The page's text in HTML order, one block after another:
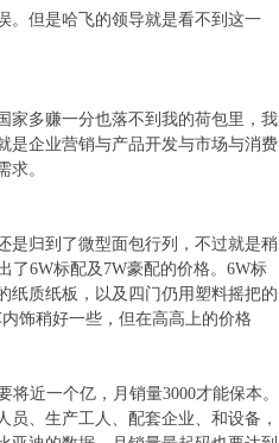
。但是哈飞的领导就是看不到这一
家多赚一分也落不到我的荷包里，我
是企业营销与产品开发与市场与消费
求。
是归到了微型面包行列，不过就是稍
了6W标配及7W豪配的价格。6W标
纸质纸板，以及四门仍用塑料摇把的
饰稍好一些，但在高高上的价格
近一个亿，月销量3000才能保本。
、生产工人、配套企业、和设备，